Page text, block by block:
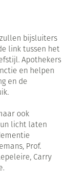
bijsluiters
link tussen het
Apothekers
en helpen
en de
ook
licht laten
Prof.
Carry